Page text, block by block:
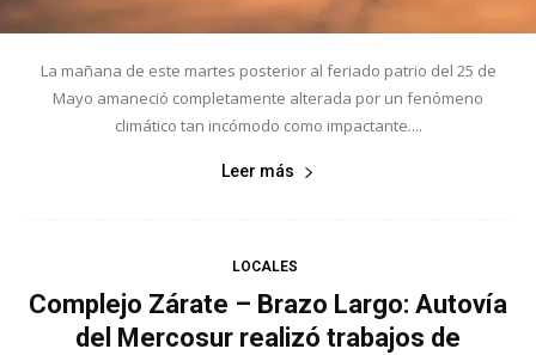
La mañana de este martes posterior al feriado patrio del 25 de
Mayo amaneció completamente alterada por un fenómeno
climático tan incómodo como impactante....
Leer más
LOCALES
Complejo Zárate – Brazo Largo: Autovía
del Mercosur realizó trabajos de